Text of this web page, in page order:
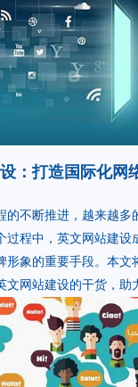
。
：打造国际化网
的不断推进，越来越多
过程中，英文网站建设
形象的重要手段。本文
文网站建设的干货，助